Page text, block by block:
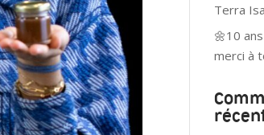
Terra
🌼10
merci à